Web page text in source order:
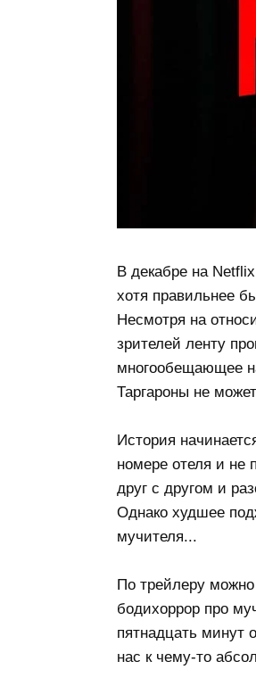
В декабре на
хотя правильнее
Несмотря на
зрителей ленту
многообещающее
Таргароны не
История
номере отеля и не
друг с другом и
Однако худшее
мучителя...
По трейлеру
бодихоррор про
пятнадцать минут
нас к чему-то